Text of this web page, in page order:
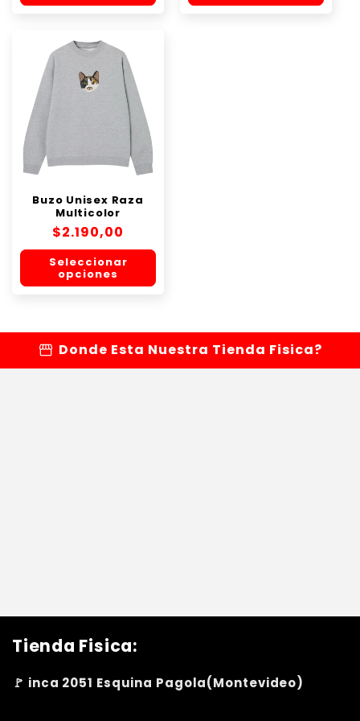
Buzo Unisex Raza
Multicolor
Precio
habitual
$2.190,00
Seleccionar
opciones
storefront Donde Esta Nuestra Tienda Fisica?
Tienda Fisica:
🚩 inca 2051 Esquina Pagola(Montevideo)